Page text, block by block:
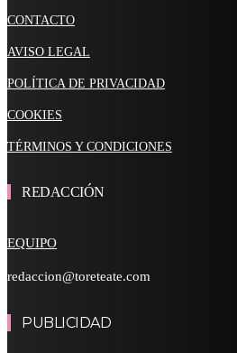
CONTACTO
AVISO LEGAL
POLÍTICA DE PRIVACIDAD
COOKIES
TÉRMINOS Y CONDICIONES
REDACCIÓN
EQUIPO
redaccion@toreteate.com
PUBLICIDAD